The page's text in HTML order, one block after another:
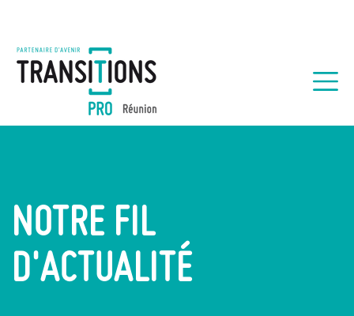
NOTRE FIL
D'ACTUALITÉ